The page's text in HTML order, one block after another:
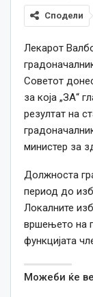
Сподели
Лекарот
Советот
за која „ЗА“
резултат на
министер за
Должноста
период до
Локалните
вршењето на
функцијата
Можеби ќе